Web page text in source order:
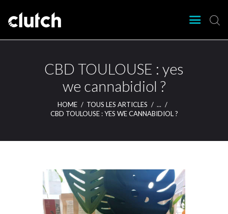
CBD TOULOUSE : yes
we cannabidiol ?
HOME TOUS LES ARTICLES
...
CBD TOULOUSE : YES WE CANNABIDIOL ?
Clutch Webzine
Agenda
Nos éditions
Magazine
Articles